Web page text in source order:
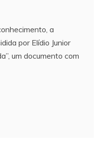
a
por Elídio Junior
um documento com